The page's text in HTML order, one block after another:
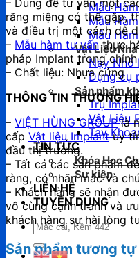
Mẫu
Mẫu
Mẫu
Vật Liệu
Nạy Nhổ
Dụng cụ
Sản phẩm
Trụ
Vật Liệu
Tay
TIN TỨC
Khóa Học
Sự kiện
LIÊN HỆ
TUYỂN DỤNG
Tìm
kiếm:
răng miệng có thể gặp,
và điều trị một cách dễ
– Mẫu hàm tư vấnthực
pháp Implant trong chỉnh
– Chất liệu: Nhựa cứng
THÔNG TIN THƯƠNG
– VIỆT HÙNG GROUPlà
cấp Vật liệu Implantuy
đầu thị trường.
– Tất cả các sản phẩm
ràng, có nhãn mác và
– Khách hàng sẽ nhận
vô cùng cạnh tranh và
khách hàng sự hài lòng
Sản phẩm tương tự